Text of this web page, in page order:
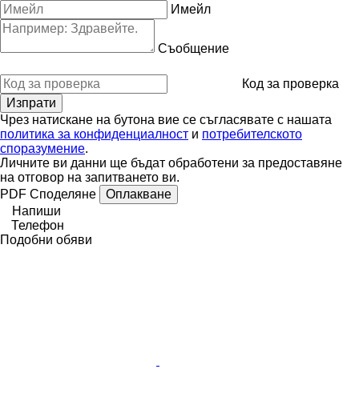
Имейл
Съобщение
Код за проверка
Чрез натискане на бутона вие се съгласявате с нашата
политика за конфиденциалност и потребителското
споразумение.
Личните ви данни ще бъдат обработени за предоставяне
на отговор на запитването ви.
PDF Споделяне
Оплакване
Напиши
Телефон
Подобни обяви